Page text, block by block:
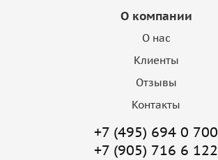
О компании
О нас
Клиенты
Отзывы
Контакты
+7 (495) 694 0 700
+7 (905) 716 6 122